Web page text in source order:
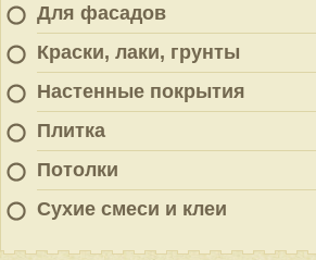
Для фасадов
Краски, лаки, грунты
Настенные покрытия
Плитка
Потолки
Сухие смеси и клеи